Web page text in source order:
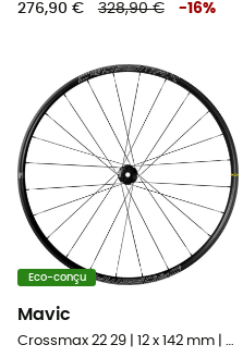
276,90 € 328,90 € -16%
Eco-conçu
Mavic
Crossmax 22 29 | 12 x 142 mm | 6 Trous - Roue arrière VTT 29"